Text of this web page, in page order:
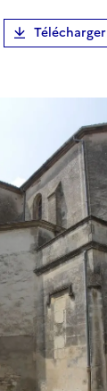
Télécharger